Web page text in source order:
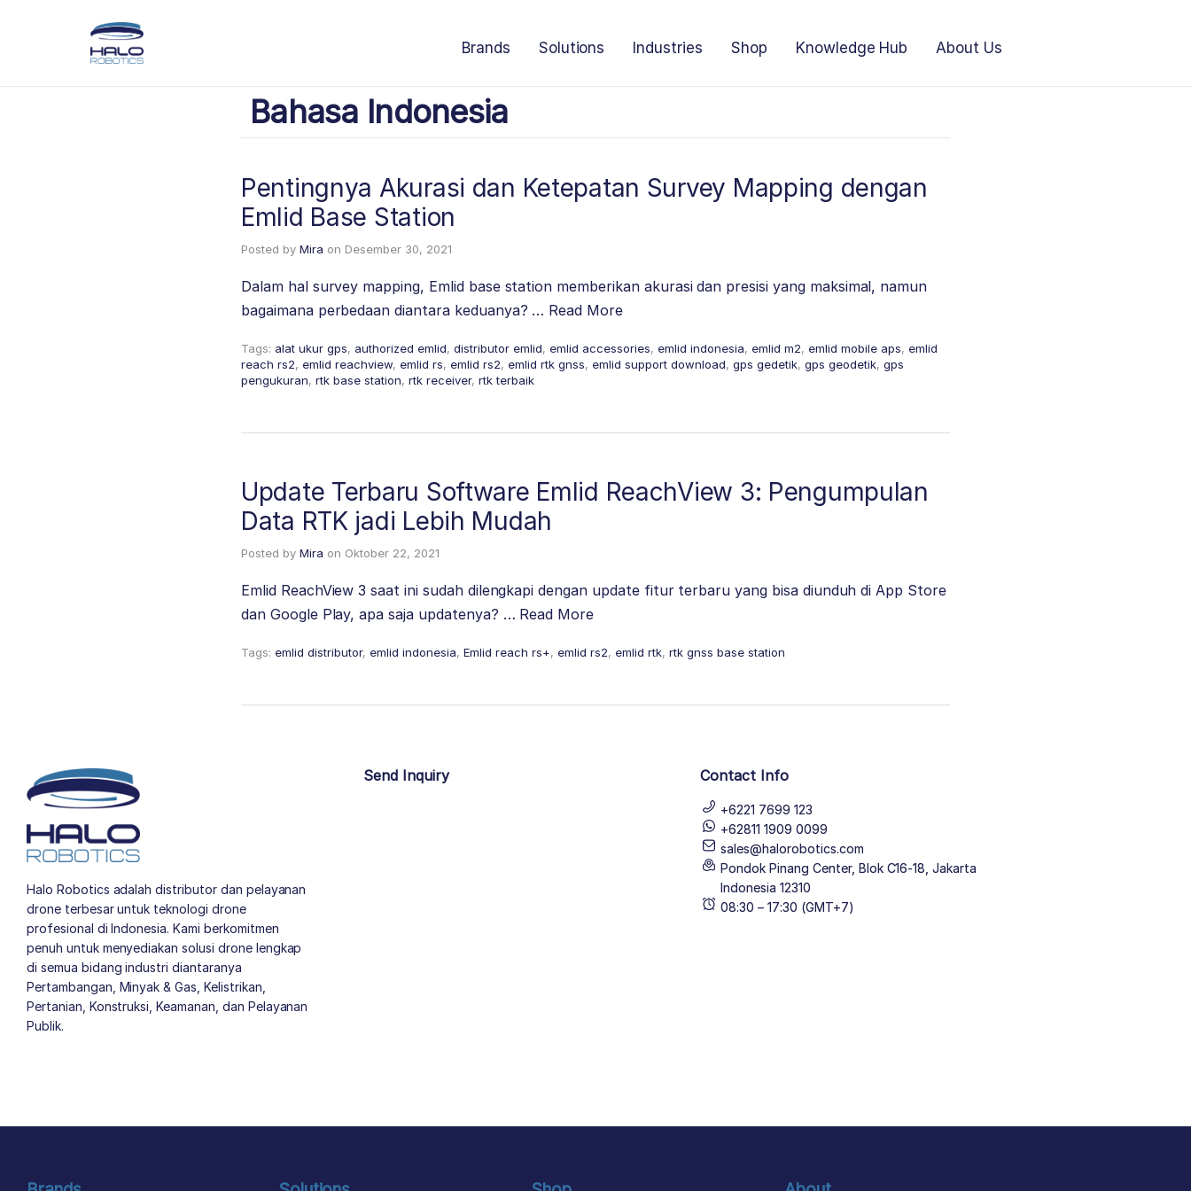
Brands Solutions Industries Shop Knowledge Hub About Us
Bahasa Indonesia
Pentingnya Akurasi dan Ketepatan Survey Mapping dengan
Emlid Base Station
Posted by Mira on Desember 30, 2021
Dalam hal survey mapping, Emlid base station memberikan akurasi dan presisi yang maksimal, namun
bagaimana perbedaan diantara keduanya? … Read More
Tags: alat ukur gps, authorized emlid, distributor emlid, emlid accessories, emlid indonesia, emlid m2, emlid mobile aps, emlid
reach rs2, emlid reachview, emlid rs, emlid rs2, emlid rtk gnss, emlid support download, gps gedetik, gps geodetik, gps
pengukuran, rtk base station, rtk receiver, rtk terbaik
Update Terbaru Software Emlid ReachView 3: Pengumpulan
Data RTK jadi Lebih Mudah
Posted by Mira on Oktober 22, 2021
Emlid ReachView 3 saat ini sudah dilengkapi dengan update fitur terbaru yang bisa diunduh di App Store
dan Google Play, apa saja updatenya? … Read More
Tags: emlid distributor, emlid indonesia, Emlid reach rs+, emlid rs2, emlid rtk, rtk gnss base station
Halo Robotics adalah distributor dan pelayanan
drone terbesar untuk teknologi drone
profesional di Indonesia. Kami berkomitmen
penuh untuk menyediakan solusi drone lengkap
di semua bidang industri diantaranya
Pertambangan, Minyak & Gas, Kelistrikan,
Pertanian, Konstruksi, Keamanan, dan Pelayanan
Publik.
Send Inquiry Contact Info
+6221 7699 123
+62811 1909 0099
sales@halorobotics.com
Pondok Pinang Center, Blok C16-18, Jakarta
Indonesia 12310
08:30 – 17:30 (GMT+7)